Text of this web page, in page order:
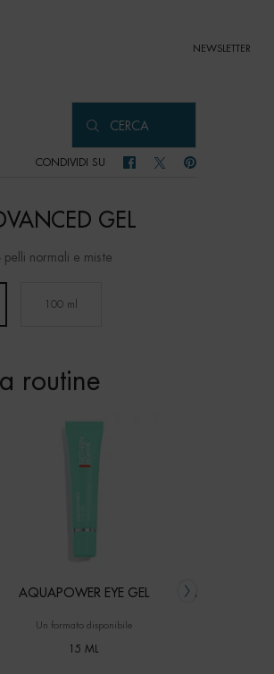
NEWSLETTER
CERCA
CONDIVIDI SU CONDIVIDI SU FACEBOOK
CONDIVIDI SU TWITTER
CONDIVIDI SU
GEL
normali e miste
Selected
100 ml
, 3 of 3
routine
AQUAPOWER EYE GEL
Un formato disponibile
15 ML
AQUAPOWER